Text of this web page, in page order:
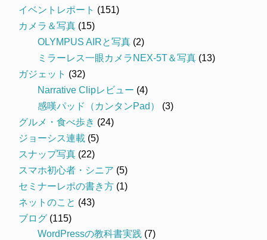
イベントレポート (151)
カメラ＆写真 (15)
OLYMPUS AIRと写真 (2)
ミラーレス一眼カメラNEX-5T＆写真 (13)
ガジェット (32)
Narrative Clipレビュー (4)
感嘆パッド（カンタンPad）
(3)
グルメ・食べ歩き (24)
ジョーシス連載 (5)
スナップ写真 (22)
スマホ初心者・シニア (5)
セミナーレポの書き方 (1)
ネットのこと (43)
ブログ (115)
WordPressの教科書実践 (7)